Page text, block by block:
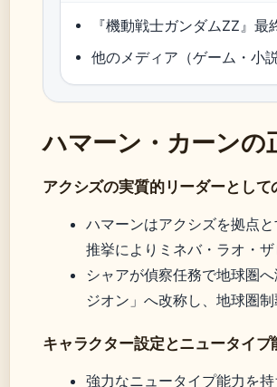
『機動戦士ガンダムZZ』
他のメディア（ゲーム・小
ハマーン・カーンの
アクシズの実質的リーダーとして
ハマーンはアクシズを拠点
推挙によりミネバ・ラオ・
シャアが偵察任務で地球圏
ジオン」へ改称し、地球圏
キャラクター設定とニュータイプ
強力なニュータイプ能力を